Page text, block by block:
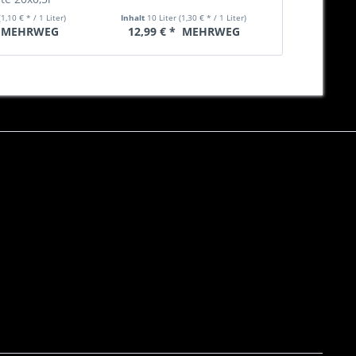
€ * / 1 Liter)
MEHRWEG
Inhalt 10 Liter(1,30 € * / 1 Liter)
12,99 € * MEHRWEG